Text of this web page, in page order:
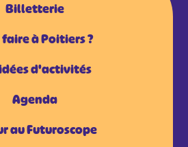
Billetterie
faire à Poitiers ?
d'activités
Agenda
au Futuroscope